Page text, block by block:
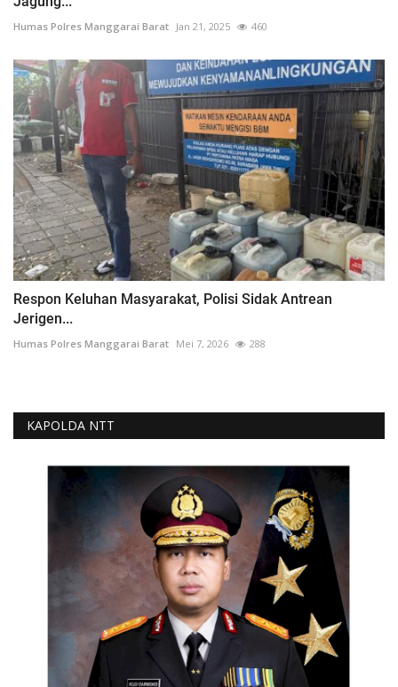
Humas Polres Manggarai Barat Jan 21, 2025 460
Respon Keluhan Masyarakat, Polisi Sidak Antrean
Jerigen...
Humas Polres Manggarai Barat Mei 7, 2026 288
KAPOLDA NTT